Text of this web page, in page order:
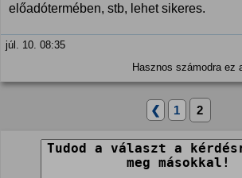
előadótermében, stb, lehet sikeres.
júl. 10. 08:35
Hasznos számodra ez
❮ 1 2